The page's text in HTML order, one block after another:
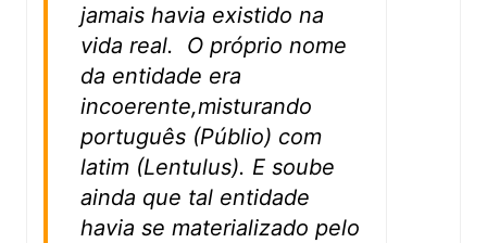
jamais havia existido na
vida real. O próprio nome
da entidade era
incoerente,misturando
português (Públio) com
latim (Lentulus). E soube
ainda que tal entidade
havia se materializado pelo